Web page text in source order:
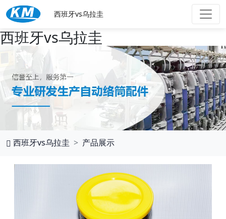
西班牙vs乌拉圭
西班牙vs乌拉圭
西班牙vs乌拉圭 产品展示